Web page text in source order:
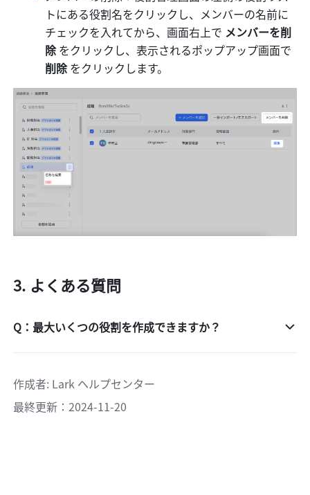
トにある役割名をクリックし、メンバーの名前に
チェックを入れてから、画面右上で メンバーを削
除
削除 をクリックします。
よくある質問
Q：最大いくつの役割を作成できますか？
作成者: Lark ヘルプセンター
最終更新：2024-11-20